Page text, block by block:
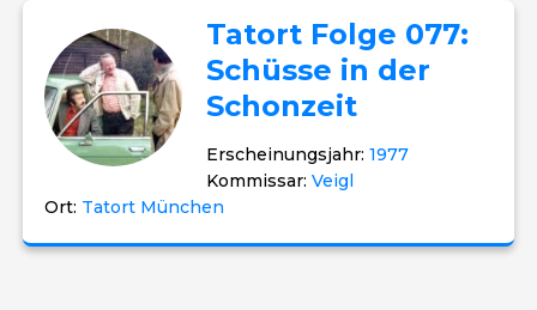
Tatort Folge 077:
Schüsse in der
Schonzeit
Erscheinungsjahr:1977
Kommissar:Veigl
Ort: Tatort München